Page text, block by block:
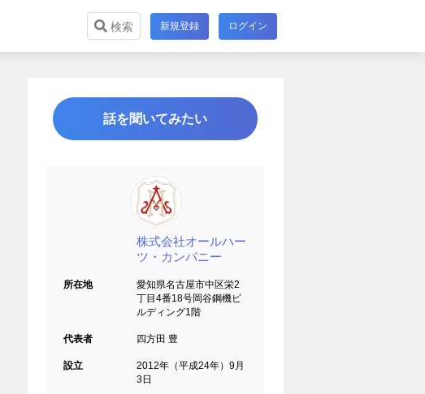
検索 新規登録 ログイン
話を聞いてみたい
株式会社オールハー
ツ・カンパニー
所在地
愛知県名古屋市中区栄2
丁目4番18号岡谷鋼機ビ
ルディング1階
代表者 四方田 豊
設立
2012年（平成24年）9月
3日